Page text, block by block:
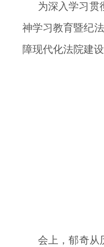
为深入学习贯
神学习教育暨纪
障现代化法院建
会上，郁奇从